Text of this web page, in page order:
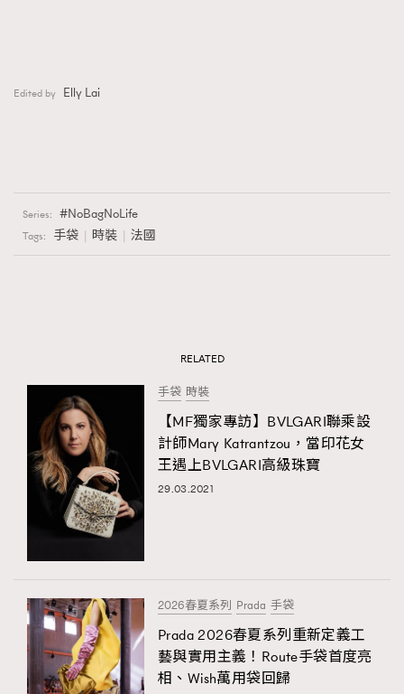
Edited by Elly Lai
Series: NoBagNoLife
Tags: 手袋 時裝 法國
RELATED
手袋 時裝
【MF獨家專訪】BVLGARI聯乘設
計師Mary Katrantzou，當印花女
王遇上BVLGARI高級珠寶
29.03.2021
2026春夏系列 Prada 手袋
Prada 2026春夏系列重新定義工
藝與實用主義！Route手袋首度亮
相、Wish萬用袋回歸